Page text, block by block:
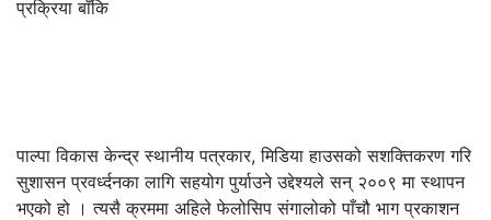
प्रक्रिया बाँकि
पाल्पा विकास केन्द्र स्थानीय पत्रकार, मिडिया हाउसको सशक्तिकरण गरि
सुशासन प्रवर्ध्दनका लागि सहयोग पुर्याउने उद्देश्यले सन् २००९ मा स्थापन
भएको हो । त्यसै क्रममा अहिले फेलोसिप संगालोको पाँचौ भाग प्रकाशन